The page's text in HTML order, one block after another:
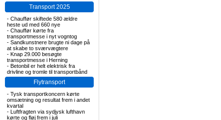
Transport 2025
- Chauffør skiftede 580 ældre
heste ud med 660 nye
- Chauffør kørte fra
transportmesse i nyt vogntog
- Sandkunstnere brugte ni dage på
at skabe to sværvægtere
- Knap 29.000 besøgte
transportmesse i Herning
- Betonbil er helt elektrisk fra
drivline og tromle til transportbånd
Flytransport
- Tysk transportkoncern kørte
omsætning og resultat frem i andet
kvartal
- Luftfragten via sydjysk lufthavn
kørte og fløj frem i juli